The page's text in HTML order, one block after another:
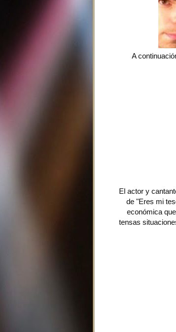
A
El actor y
de "Eres mi
económica
tensas